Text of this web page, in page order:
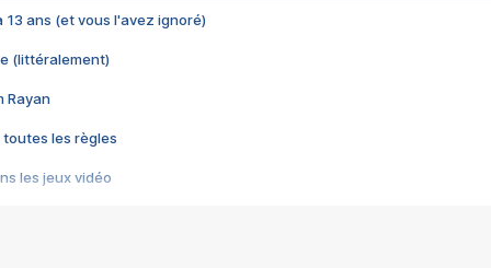
13 ans (et vous l'avez ignoré)
(littéralement)
Rayan
toutes les règles
les jeux vidéo